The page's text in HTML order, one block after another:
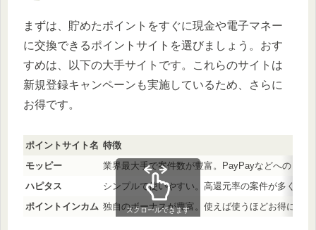
まずは、貯めたポイントをすぐに現金や電子マネー
に交換できるポイントサイトを選びましょう。おす
すめは、以下の大手サイトです。これらのサイトは
新規登録キャンペーンも実施しているため、さらに
お得です。
ポイントサイト名 特徴
モッピー
業界最大手で案件数が豊富。PayPayなどへのリア
ハピタス
シンプルで使いやすい。高還元率の案件が多く、
ポイントインカム 独自のボーナスが豊富。使えば使うほどお得にな
スクロールできます